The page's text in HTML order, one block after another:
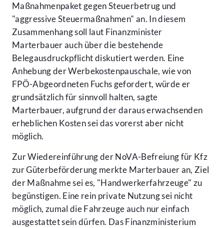
Maßnahmenpaket gegen Steuerbetrug und
"aggressive Steuermaßnahmen" an. In diesem
Zusammenhang soll laut Finanzminister
Marterbauer auch über die bestehende
Belegausdruckpflicht diskutiert werden. Eine
Anhebung der Werbekostenpauschale, wie von
FPÖ-Abgeordneten Fuchs gefordert, würde er
grundsätzlich für sinnvoll halten, sagte
Marterbauer, aufgrund der daraus erwachsenden
erheblichen Kosten sei das vorerst aber nicht
möglich.
Zur Wiedereinführung der NoVA-Befreiung für Kfz
zur Güterbeförderung merkte Marterbauer an, Ziel
der Maßnahme sei es, "Handwerkerfahrzeuge" zu
begünstigen. Eine rein private Nutzung sei nicht
möglich, zumal die Fahrzeuge auch nur einfach
ausgestattet sein dürfen. Das Finanzministerium